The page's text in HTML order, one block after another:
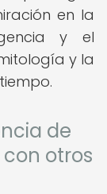
en la
y el
y la
de
con otros